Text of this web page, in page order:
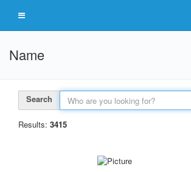
Name
Search
Results: 3415